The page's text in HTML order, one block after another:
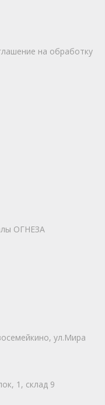
на обработку
ОГНЕЗА
ул.Мира
1, склад 9